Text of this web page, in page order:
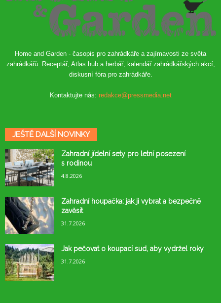
Home and Garden - časopis pro zahrádkáře a zajímavosti ze světa
zahrádkářů. Receptář, Atlas hub a herbář, kalendář zahrádkářských akcí,
diskusní fóra pro zahrádkáře.
Kontaktujte nás: redakce@pressmedia.net
JEŠTĚ DALŠÍ NOVINKY
Zahradní jídelní sety pro letní posezení
s rodinou
4.8.2026
Zahradní houpačka: jak ji vybrat a bezpečně
zavěsit
31.7.2026
Jak pečovat o koupací sud, aby vydržel roky
31.7.2026